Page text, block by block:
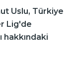
Uslu, Türkiye
Lig'de
hakkındaki